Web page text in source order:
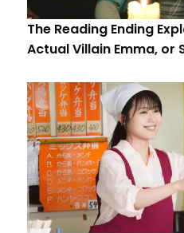
The Reading Ending
Actual Villain Emma, or